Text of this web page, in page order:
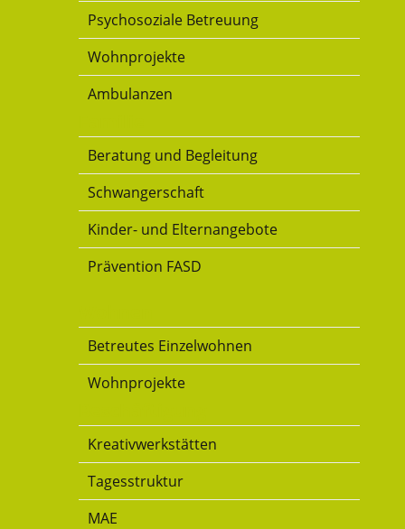
Psychosoziale Betreuung
Wohnprojekte
Ambulanzen
Beratung und Begleitung
Schwangerschaft
Kinder- und Elternangebote
Prävention FASD
Betreutes Einzelwohnen
Wohnprojekte
Kreativwerkstätten
Tagesstruktur
MAE